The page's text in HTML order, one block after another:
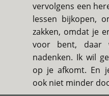
vervolgens een
lessen bijkopen,
zakken, omdat je
voor bent,
nadenken. Ik wil
op je afkomt. En
ook niet minder